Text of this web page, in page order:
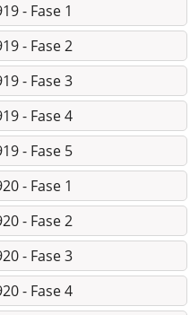
- Fase 1
- Fase 2
- Fase 3
- Fase 4
- Fase 5
- Fase 1
- Fase 2
- Fase 3
- Fase 4